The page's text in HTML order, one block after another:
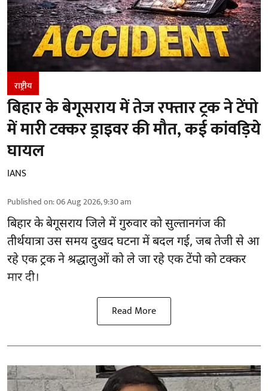
राष्ट्रीय
बिहार के बेगूसराय में तेज रफ्तार ट्रक ने टेंपो
में मारी टक्कर ड्राइवर की मौत, कई कांवड़िये
घायल
IANS
Published on:06 Aug 2026, 9:30 am
बिहारके बेगूसराय जिले में गुरुवार को सुल्तानगंज की
तीर्थयात्रा उस समय दुखद घटना में बदल गई, जब तेजी से आ
रहे एक ट्रक ने श्रद्धालुओं को ले जा रहे एक टेंपो को टक्कर
मार दी।
Read More